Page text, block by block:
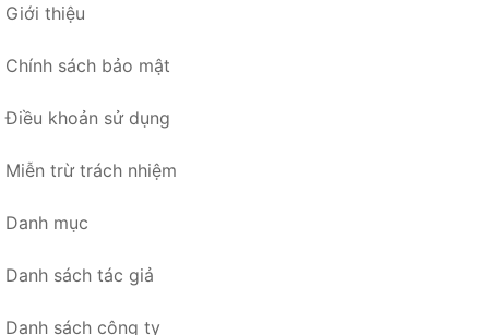
Giới thiệu
Chính sách bảo mật
Điều khoản sử dụng
Miễn trừ trách nhiệm
Danh mục
Danh sách tác giả
Danh sách công ty